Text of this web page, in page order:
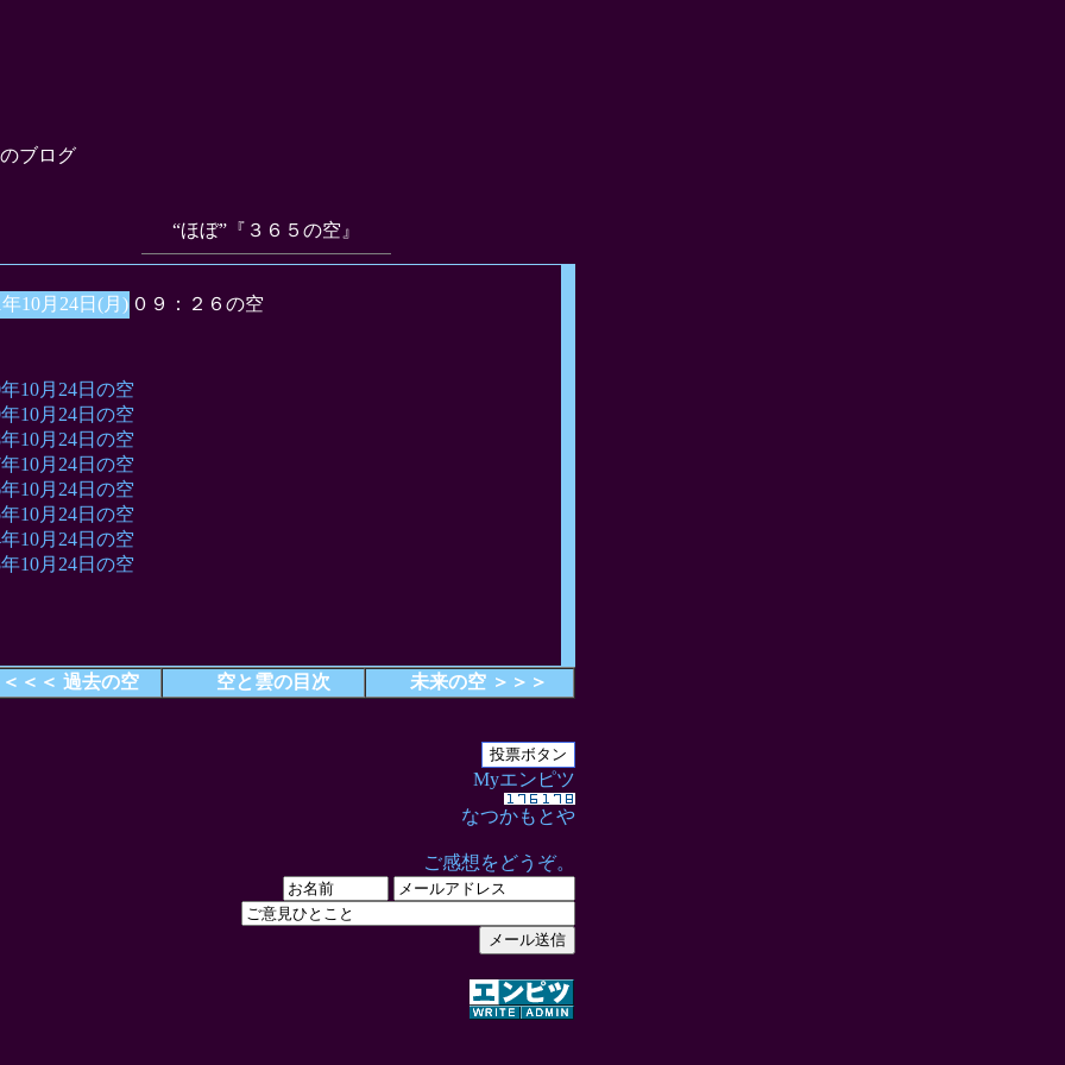
ブログ
“ほぼ”『３６５の空』
年10月24日(月) ０９：２６の空
年10月24日の空
年10月24日の空
年10月24日の空
年10月24日の空
年10月24日の空
年10月24日の空
年10月24日の空
年10月24日の空
＜＜＜ 過去の空 空と雲の目次 未来の空 ＞＞＞
Myエンピツ
なつかもとや
ご感想をどうぞ。